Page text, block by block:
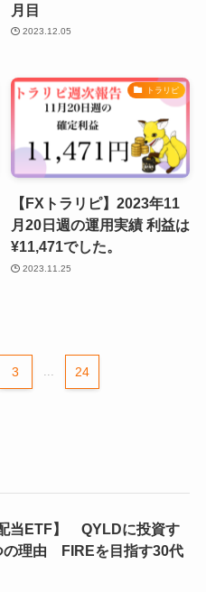
月目
2023.12.05
トラリピ
【FXトラリピ】2023年11
月20日週の運用実績 利益は
¥11,471でした。
2023.11.25
3 24
配当ETF】 QYLDに投資す
の理由 FIREを目指す30代